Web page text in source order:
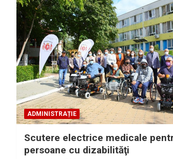
ADMINISTRAȚIE
Scutere electrice medicale
persoane cu dizabilităţi